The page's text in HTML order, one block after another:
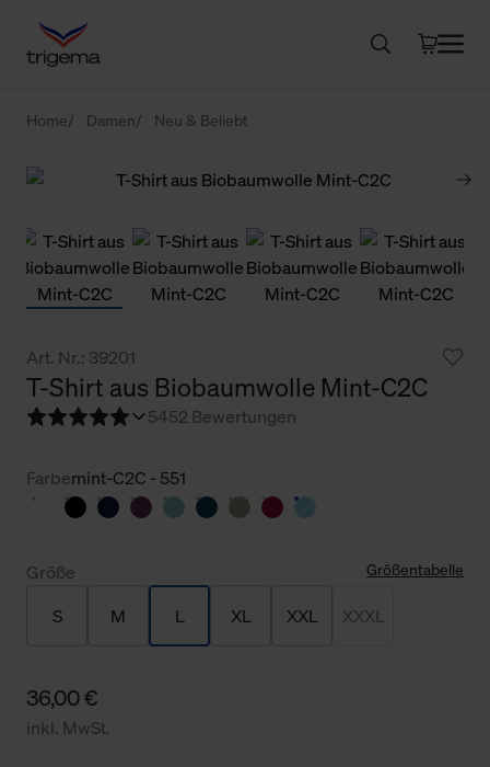
Home Damen Neu & Beliebt
Art. Nr.: 39201
T-Shirt aus Biobaumwolle Mint-C2C
5452 Bewertungen
Farbemint-C2C - 551
Größe Größentabelle
S M L XL XXL XXXL
36,00 €
inkl. MwSt.